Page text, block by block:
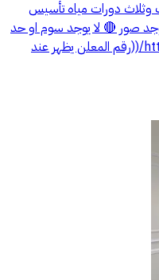
رجال مجلس نساء 4 غرف وثلاث دورات مياه تأسيس
صور 🔴 لا يوجد سوم او حد
مباشر مكتب مستقر العقاري http://wa.me/((رقم المعلن يظهر عند